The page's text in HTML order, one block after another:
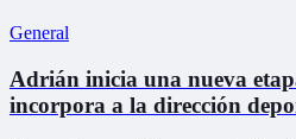
General
Adrián inicia una nueva
incorpora a la dirección